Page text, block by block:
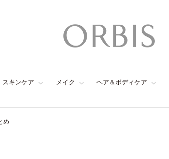
スキンケア メイク ヘア＆ボディケア
め